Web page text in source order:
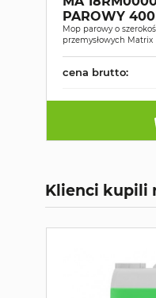
PAROWY
Mop parowy o
przemysłowych Matrix
cena brutto:
Klienci kupili